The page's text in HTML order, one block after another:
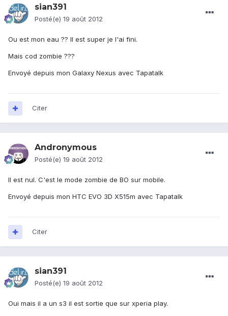
sian391
Posté(e) 19 août 2012
Ou est mon eau ?? Il est super je l'ai fini.
Mais cod zombie ???
Envoyé depuis mon Galaxy Nexus avec Tapatalk
Citer
Andronymous
Posté(e) 19 août 2012
Il est nul. C'est le mode zombie de BO sur mobile.
Envoyé depuis mon HTC EVO 3D X515m avec Tapatalk
Citer
sian391
Posté(e) 19 août 2012
Oui mais il a un s3 il est sortie que sur xperia play.